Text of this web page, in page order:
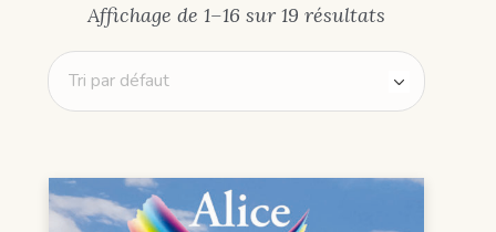
Affichage de 1–16 sur 19 résultats